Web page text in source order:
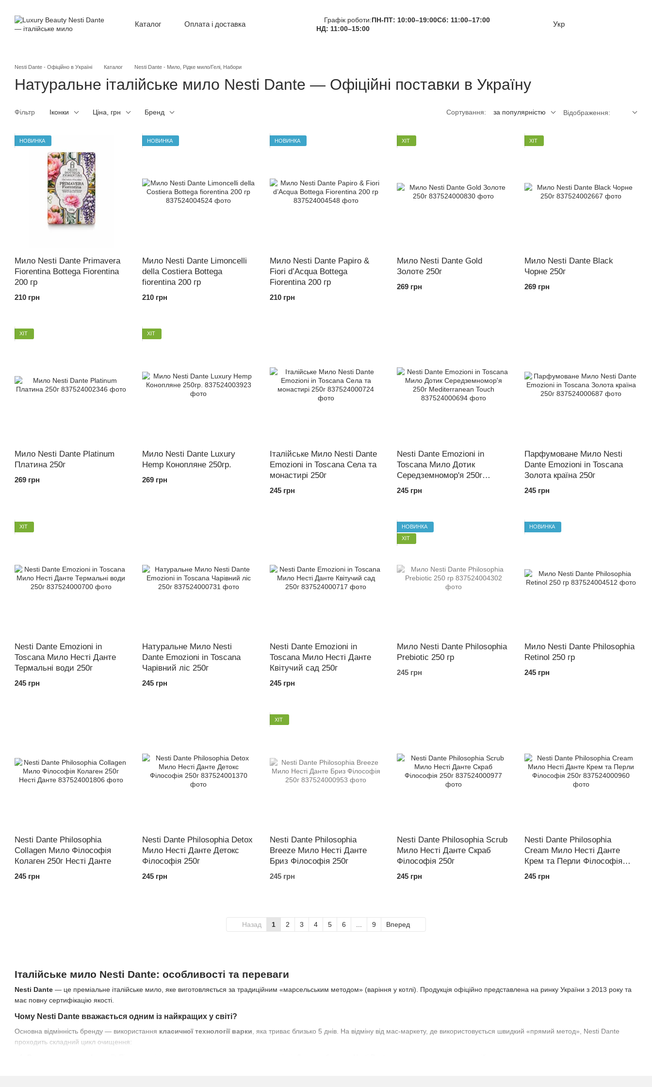
Каталог
Оплата і доставка
Обмін та повернення
Угода користувача
Графік роботи:ПН-ПТ: 10:00–19:00Сб: 11:00–17:00
НД: 11:00–15:00
Укр
Nesti Dante - Офіційно в Україні Каталог Nesti Dante - Мило, Рідке мило/Гелі, Набори
Натуральне італійське мило Nesti Dante — Офіційні поставки в Україну
Фільтр Іконки Ціна, грн Бренд Сортування: за популярністю Відображення:
Італійське мило Nesti Dante: особливості та переваги
Nesti Dante — це преміальне італійське мило, яке виготовляється за традиційним «марсельським методом» (варіння у котлі). Продукція офіційно представлена на ринку України з 2013 року та
має повну сертифікацію якості.
Чому Nesti Dante вважається одним із найкращих у світі?
Основна відмінність бренду — використання класичної технології варки , яка триває близько 5 днів. На відміну від мас-маркету, де використовується швидкий «прямий метод», Nesti Dante
проходить складний цикл очищення:
НОВИНКА
Мило Nesti Dante Primavera
Fiorentina Bottega Fiorentina
200 гр
210 грн
НОВИНКА
Мило Nesti Dante Limoncelli
della Costiera Bottega
fiorentina 200 гр
210 грн
НОВИНКА
Мило Nesti Dante Papiro &
Fiori d’Acqua Bottega
Fiorentina 200 гр
210 грн
ХІТ
Мило Nesti Dante Gold
Золоте 250г
269 грн
ХІТ
Мило Nesti Dante Black
Чорне 250г
269 грн
ХІТ
Мило Nesti Dante Platinum
Платина 250г
269 грн
ХІТ
Мило Nesti Dante Luxury
Hemp Конопляне 250гр.
269 грн
Італійське Мило Nesti Dante
Emozioni in Toscana Села та
монастирі 250г
245 грн
Nesti Dante Emozioni in
Toscana Мило Дотик
Середземномор'я 250г
Mediterranean Touch
245 грн
Парфумоване Мило Nesti
Dante Emozioni in Toscana
Золота країна 250г
245 грн
ХІТ
Nesti Dante Emozioni in
Toscana Мило Несті Данте
Термальні води 250г
245 грн
Натуральне Мило Nesti
Dante Emozioni in Toscana
Чарівний ліс 250г
245 грн
Nesti Dante Emozioni in
Toscana Мило Несті Данте
Квітучий сад 250г
245 грн
НОВИНКА
ХІТ
Мило Nesti Dante Philosophia
Prebiotic 250 гр
245 грн
НОВИНКА
Мило Nesti Dante Philosophia
Retinol 250 гр
245 грн
Nesti Dante Philosophia
Collagen Мило Філософія
Колаген 250г Несті Данте
245 грн
Nesti Dante Philosophia Detox
Мило Несті Данте Детокс
Філософія 250г
245 грн
ХІТ
Nesti Dante Philosophia
Breeze Мило Несті Данте
Бриз Філософія 250г
245 грн
Nesti Dante Philosophia Scrub
Мило Несті Данте Скраб
Філософія 250г
245 грн
Nesti Dante Philosophia
Cream Мило Несті Данте
Крем та Перли Філософія
250г
245 грн
Назад 1 2 3 4 5 6 9 Вперед